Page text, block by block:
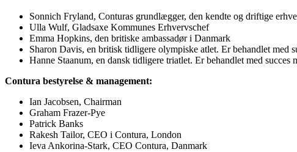
Sonnich Fryland, Conturas grundlægger, den kendte og driftige
Ulla Wulf, Gladsaxe Kommunes Erhvervschef
Emma Hopkins, den britiske ambassadør i Danmark
Sharon Davis, en britisk tidligere olympiske atlet. Er behandlet med
Hanne Staanum, en dansk tidligere triatlet. Er behandlet med succes
Contura bestyrelse & management:
Ian Jacobsen, Chairman
Graham Frazer-Pye
Patrick Banks
Rakesh Tailor, CEO i Contura, London
Ieva Ankorina-Stark, CEO Contura, Danmark